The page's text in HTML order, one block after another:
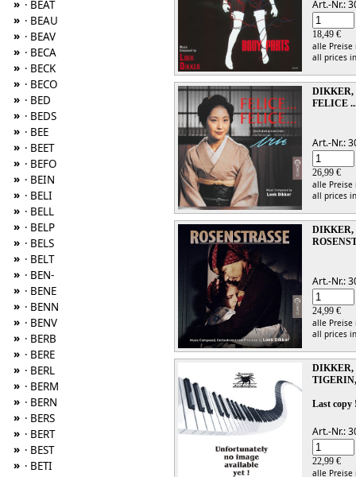
» · BEAT
» · BEAU
» · BEAV
» · BECA
» · BECK
» · BECO
» · BED
» · BEDS
» · BEE
» · BEET
» · BEFO
» · BEIN
» · BELI
» · BELL
» · BELP
» · BELS
» · BELT
» · BEN-
» · BENE
» · BENN
» · BENV
» · BERB
» · BERE
» · BERL
» · BERM
» · BERN
» · BERS
» · BERT
» · BEST
» · BETI
Art.-Nr.:
18,49 €
alle
all prices
DIKKER,
FELICE
Art.-Nr.:
26,99 €
alle
all prices
DIKKER,
Art.-Nr.:
24,99 €
alle
all prices
DIKKER,
Last copy
Art.-Nr.:
22,99 €
alle